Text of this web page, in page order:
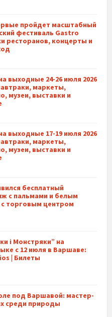
пройдет масштабный
фестиваль Gastro
ресторанов, концерты и
выходные 24-26 июля 2026
маркеты,
музеи, выставки и
выходные 17-19 июля 2026
маркеты,
музеи, выставки и
бесплатный
с пальмами и белым
торговым центром
і Монстряки” на
с 12 июля в Варшаве:
| Билеты
под Варшавой: мастер-
среди природы